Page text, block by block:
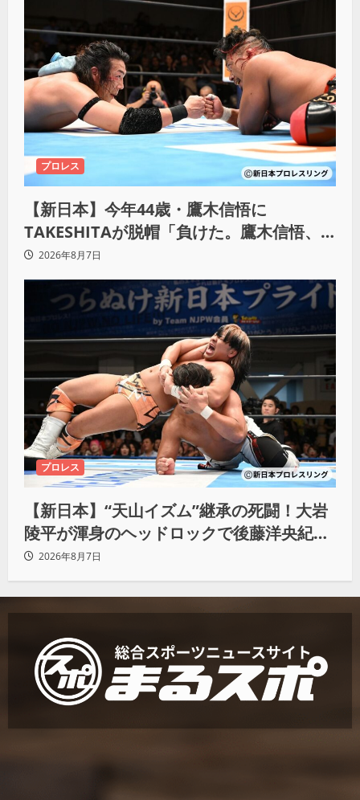
プロレス
【新日本】今年44歳・鷹木信悟に
TAKESHITAが脱帽「負けた。鷹木信悟、
強いわ！」
2026年8月7日
プロレス
【新日本】“天山イズム”継承の死闘！大岩
陵平が渾身のヘッドロックで後藤洋央紀か
らタップ奪取 執念の「リベンジ＆4勝目」
2026年8月7日